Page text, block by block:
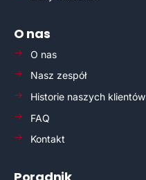
O nas
O nas
Nasz zespół
Historie naszych klientów
FAQ
Kontakt